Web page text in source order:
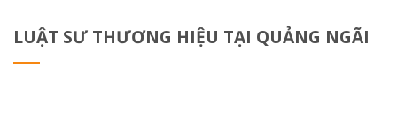
LUẬT SƯ THƯƠNG HIỆU TẠI QUẢNG NGÃI